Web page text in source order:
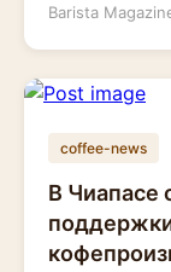
Barista
coffee-news
В Чиапасе